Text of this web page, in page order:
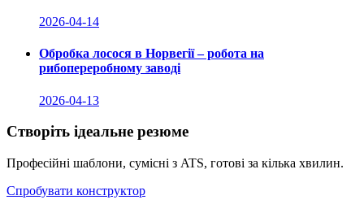
2026-04-14
Обробка лосося в Норвегії – робота на
рибопереробному заводі
2026-04-13
Створіть ідеальне резюме
Професійні шаблони, сумісні з ATS, готові за кілька хвилин.
Спробувати конструктор